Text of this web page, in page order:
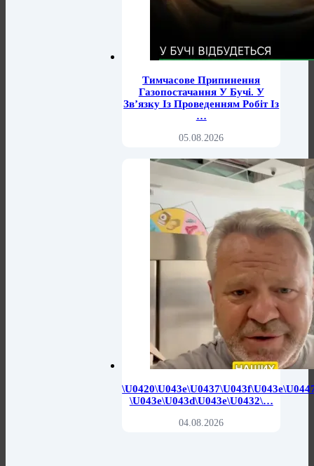
Тимчасове Припинення
Газопостачання У Бучі. У
Зв’язку Із Проведенням Робіт Із
…
05.08.2026
\u043e\u043d\u043e\u0432\…
04.08.2026